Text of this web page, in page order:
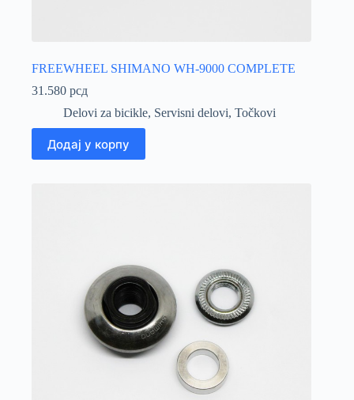
FREEWHEEL SHIMANO WH-9000 COMPLETE
31.580 рсд
Delovi za bicikle, Servisni delovi, Točkovi
Додај у корпу